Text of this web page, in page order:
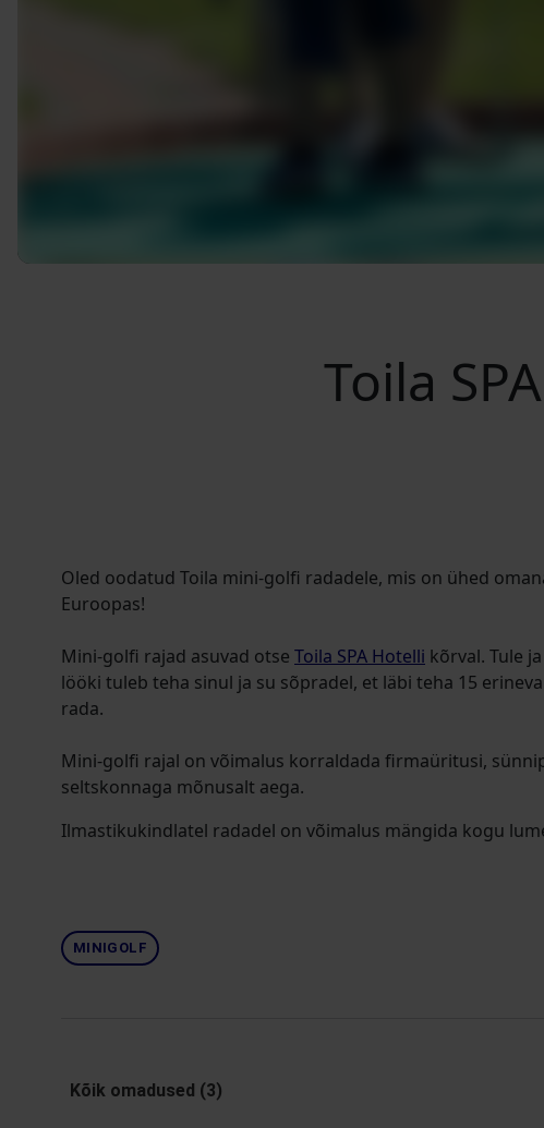
Toila
Oled oodatud Toila mini-golfi radadele, mis on ühed
Euroopas!
Mini-golfi rajad asuvad otse Toila SPA Hotelli kõrval. Tule
lööki tuleb teha sinul ja su sõpradel, et läbi teha 15
rada.
Mini-golfi rajal on võimalus korraldada firmaüritusi,
seltskonnaga mõnusalt aega.
Ilmastikukindlatel radadel on võimalus mängida kogu
MINIGOLF
Kõik omadused (3)